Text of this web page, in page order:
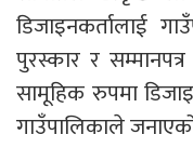
डिजाइनकर्तालाई
पुरस्कार र
सामूहिक रुपमा
गाउँपालिकाले